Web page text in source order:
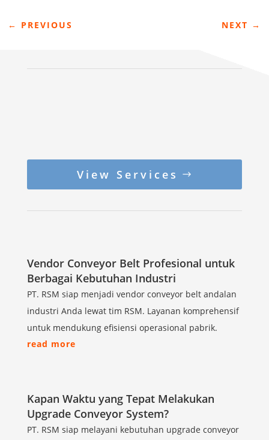
← PREVIOUS NEXT →
View Services
Vendor Conveyor Belt Profesional untuk
Berbagai Kebutuhan Industri
PT. RSM siap menjadi vendor conveyor belt andalan
industri Anda lewat tim RSM. Layanan komprehensif
untuk mendukung efisiensi operasional pabrik.
read more
Kapan Waktu yang Tepat Melakukan
Upgrade Conveyor System?
PT. RSM siap melayani kebutuhan upgrade conveyor